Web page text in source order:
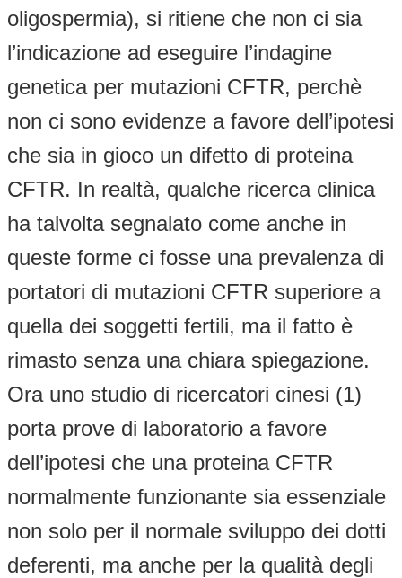
oligospermia), si ritiene che non ci sia
l’indicazione ad eseguire l’indagine
genetica per mutazioni CFTR, perchè
non ci sono evidenze a favore dell’ipotesi
che sia in gioco un difetto di proteina
CFTR. In realtà, qualche ricerca clinica
ha talvolta segnalato come anche in
queste forme ci fosse una prevalenza di
portatori di mutazioni CFTR superiore a
quella dei soggetti fertili, ma il fatto è
rimasto senza una chiara spiegazione.
Ora uno studio di ricercatori cinesi (1)
porta prove di laboratorio a favore
dell’ipotesi che una proteina CFTR
normalmente funzionante sia essenziale
non solo per il normale sviluppo dei dotti
deferenti, ma anche per la qualità degli